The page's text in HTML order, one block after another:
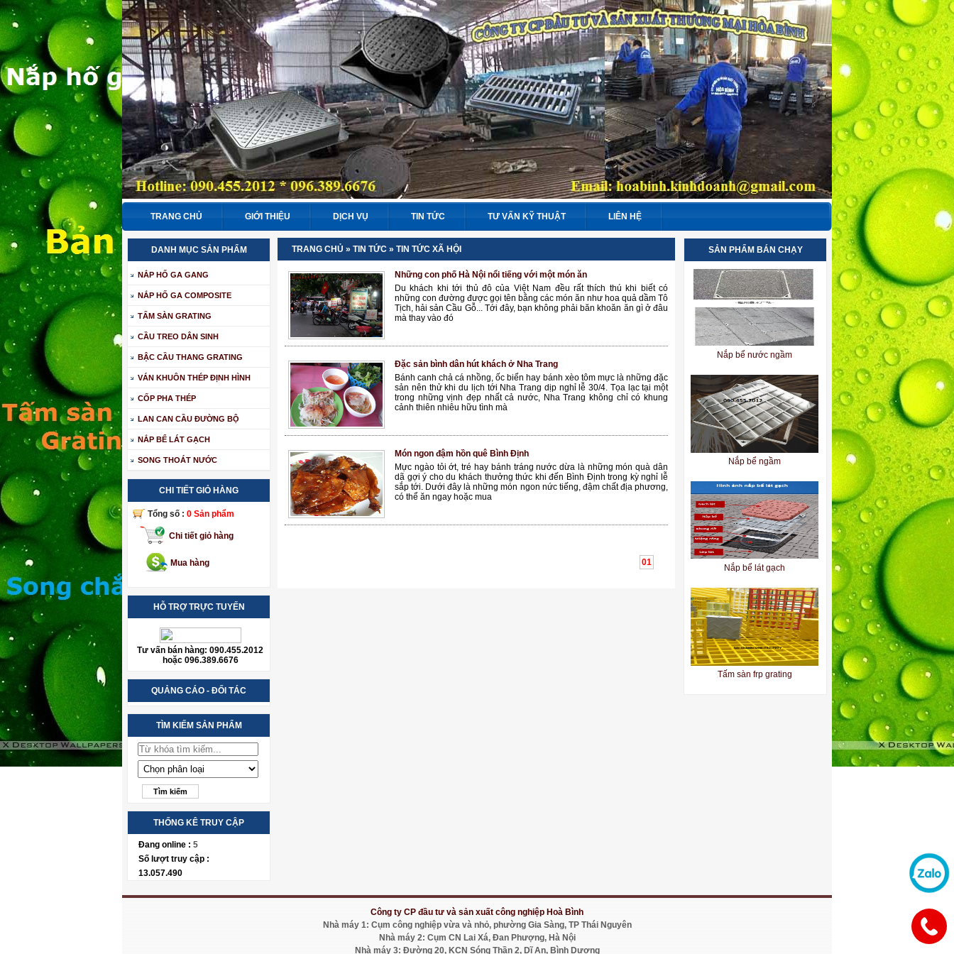
TRANG CHỦ GIỚI THIỆU DỊCH VỤ TIN TỨC TƯ VẤN KỸ THUẬT LIÊN HỆ
DANH MỤC SẢN PHẨM
NẮP HỐ GA GANG
NẮP HỐ GA COMPOSITE
TẤM SÀN GRATING
CẦU TREO DÂN SINH
BẬC CẦU THANG GRATING
VÁN KHUÔN THÉP ĐỊNH HÌNH
CỐP PHA THÉP
LAN CAN CẦU ĐƯỜNG BỘ
NẮP BỂ LÁT GẠCH
SONG THOÁT NƯỚC
CHI TIẾT GIỎ HÀNG
Tổng số : 0 Sản phẩm
Chi tiết giỏ hàng
Mua hàng
HỖ TRỢ TRỰC TUYẾN
Tư vấn bán hàng: 090.455.2012
hoặc 096.389.6676
QUẢNG CÁO - ĐỐI TÁC
TÌM KIẾM SẢN PHẨM
THỐNG KÊ TRUY CẬP
Đang online : 5
Số lượt truy cập :
13.057.490
TRANG CHỦ » TIN TỨC » TIN TỨC XÃ HỘI
Những con phố Hà Nội nổi tiếng với một món ăn
Du khách khi tới thủ đô của Việt Nam đều rất thích thú khi biết có
những con đường được gọi tên bằng các món ăn như hoa quả dầm Tô
Tịch, hải sản Cầu Gỗ... Tới đây, bạn không phải băn khoăn ăn gì ở đâu
mà thay vào đó
Đặc sản bình dân hút khách ở Nha Trang
Bánh canh chả cá nhồng, ốc biển hay bánh xèo tôm mực là những đặc
sản nên thử khi du lịch tới Nha Trang dịp nghỉ lễ 30/4. Tọa lạc tại một
trong những vịnh đẹp nhất cả nước, Nha Trang không chỉ có khung
cảnh thiên nhiêu hữu tình mà
Món ngon đậm hồn quê Bình Định
Mực ngào tỏi ớt, tré hay bánh tráng nước dừa là những món quà dân
dã gợi ý cho du khách thưởng thức khi đến Bình Định trong kỳ nghỉ lễ
sắp tới. Dưới đây là những món ngon nức tiếng, đậm chất địa phương,
có thể ăn ngay hoặc mua
01
SẢN PHẨM BÁN CHẠY
Nắp bể nước ngầm
Nắp bể ngầm
Nắp bể lát gạch
Tấm sàn frp grating
Công ty CP đầu tư và sản xuất công nghiệp Hoà Bình
Nhà máy 1: Cụm công nghiệp vừa và nhỏ, phường Gia Sàng, TP Thái Nguyên
Nhà máy 2: Cụm CN Lai Xá, Đan Phượng, Hà Nội
Nhà máy 3: Đường 20, KCN Sóng Thần 2, Dĩ An, Bình Dương